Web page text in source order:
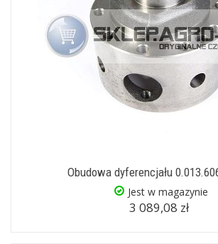
Obudowa dyferencjału
Jest w magazynie
3 089,08 zł